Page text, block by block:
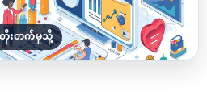
တိုးတက်မှုသို့